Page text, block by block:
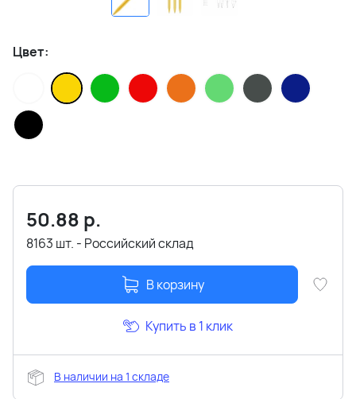
Цвет:
50.88 р.
8163 шт. - Российский склад
В корзину
Купить в 1 клик
В наличии на 1 складе